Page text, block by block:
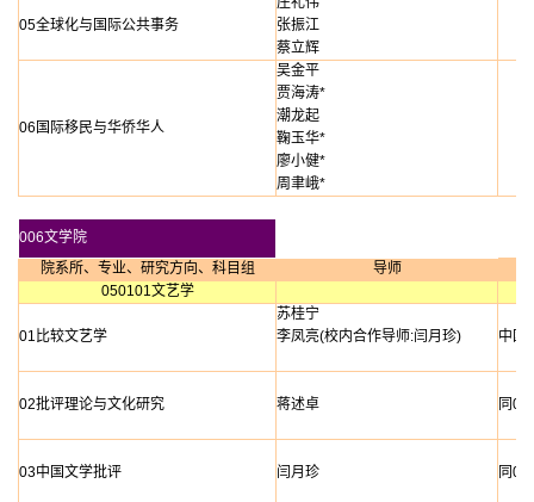
05全球化与国际公共事务
张振江
蔡立辉
06国际移民与华侨华人
吴金平
贾海涛*
潮龙起
鞠玉华*
廖小健*
周聿峨*
006文学院
院系所、专业、研究方向、科目组
导师
050101文艺学
01比较文艺学
苏桂宁
中国
李凤亮(校内合作导师:闫月珍)
02批评理论与文化研究 蒋述卓 同01
03中国文学批评 闫月珍 同01